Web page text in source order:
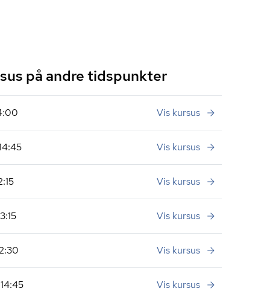
på andre tidspunkter
Vis kursus
Vis kursus
Vis kursus
Vis kursus
Vis kursus
Vis kursus